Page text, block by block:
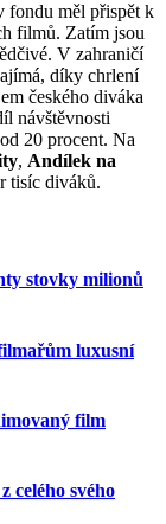
fondu měl přispět k
filmů. Zatím jsou
V zahraničí
díky chrlení
českého diváka
návštěvnosti
20 procent. Na
, Andílek na
tisíc diváků.
stovky milionů
luxusní
film
celého svého